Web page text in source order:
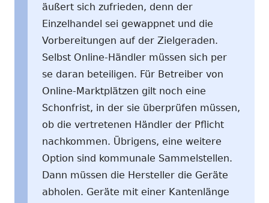
äußert sich zufrieden, denn der
Einzelhandel sei gewappnet und die
Vorbereitungen auf der Zielgeraden.
Selbst Online-Händler müssen sich per
se daran beteiligen. Für Betreiber von
Online-Marktplätzen gilt noch eine
Schonfrist, in der sie überprüfen müssen,
ob die vertretenen Händler der Pflicht
nachkommen. Übrigens, eine weitere
Option sind kommunale Sammelstellen.
Dann müssen die Hersteller die Geräte
abholen. Geräte mit einer Kantenlänge